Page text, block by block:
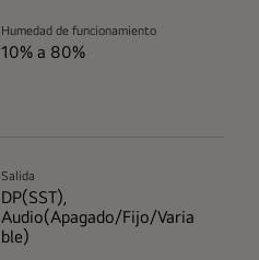
Humedad de funcionamiento
10% a 80%
Salida
DP(SST),
Audio(Apagado/Fijo/Varia
ble)